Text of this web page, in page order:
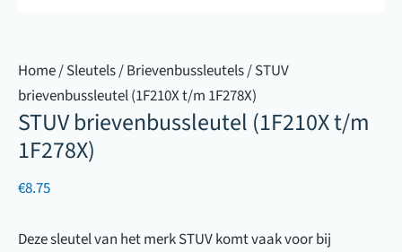
Home/Sleutels/Brievenbussleutels/ STUV
brievenbussleutel (1F210X t/m 1F278X)
STUV brievenbussleutel (1F210X t/m
1F278X)
€8.75
Deze sleutel van het merk STUV komt vaak voor bij